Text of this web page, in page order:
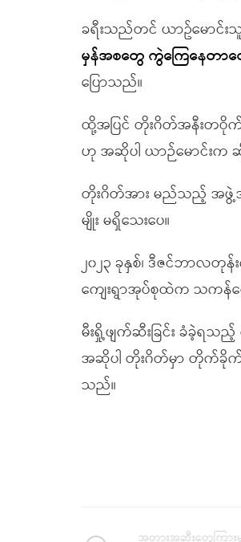
ခရီးသည်တင် ယာဥ်မောင်း
မှန်အစတွေ ကွဲကြေနေတာ
ပြောသည်။
ထို့အပြင် တိုးဂိတ်အနီးတဝိုက်
ဟု အဆိုပါ ယာဉ်မောင်းက
တိုးဂိတ်အား မည်သည့် အဖွဲ့
မျိုး မရှိသေးပေ။
၂၀၂၃ ခုနှစ်၊ ဒီဇင်ဘာလတု
ကျေးရွာအုပ်စုထဲက သကန်က
မီးရှို့ဖျက်ဆီးခြင်း ခံခဲ့ရသ
အဆိုပါ တိုးဂိတ်မှာ တိုက်ခိုက်ခံ
သည်။